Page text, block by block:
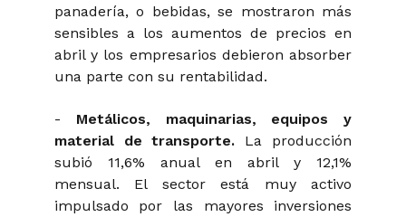
panadería, o bebidas, se mostraron más
sensibles a los aumentos de precios en
abril y los empresarios debieron absorber
una parte con su rentabilidad.
- Metálicos, maquinarias, equipos y
material de transporte. La producción
subió 11,6% anual en abril y 12,1%
mensual. El sector está muy activo
impulsado por las mayores inversiones